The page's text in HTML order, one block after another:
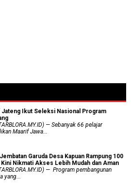
Jateng Ikut Seleksi Nasional Program
— Sebanyak 66 pelajar
Maarif Jawa...
Garuda Desa Kapuan Rampung 100
Kini Nikmati Akses Lebih Mudah dan Aman
— Program pembangunan
yang...